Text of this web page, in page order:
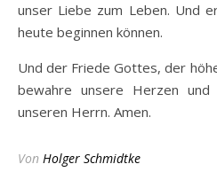
unser Liebe zum Leben. Und
heute beginnen können.
Und der Friede Gottes, der
bewahre unsere Herzen und
unseren Herrn. Amen.
Von Holger Schmidtke